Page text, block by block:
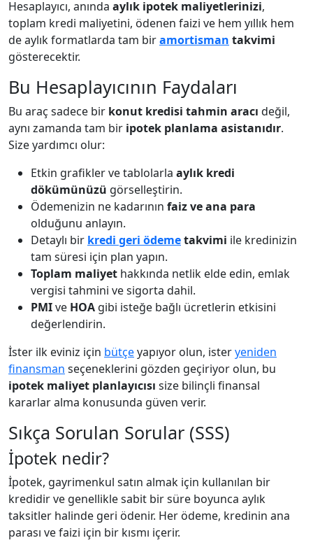
Hesaplayıcı, anında aylık ipotek maliyetlerinizi,
toplam kredi maliyetini, ödenen faizi ve hem yıllık hem
de aylık formatlarda tam biramortisman takvimi
gösterecektir.
Bu Hesaplayıcının Faydaları
Bu araç sadece bir konut kredisi tahmin aracı değil,
aynı zamanda tam bir ipotek planlama asistanıdır.
Size yardımcı olur:
Etkin grafikler ve tablolarla aylık kredi
dökümünüzü görselleştirin.
Ödemenizin ne kadarının faiz ve ana para
olduğunu anlayın.
Detaylı bir kredi geri ödemetakvimi ile kredinizin
tam süresi için plan yapın.
Toplam maliyet hakkında netlik elde edin, emlak
vergisi tahmini ve sigorta dahil.
PMIve HOA gibi isteğe bağlı ücretlerin etkisini
değerlendirin.
İster ilk eviniz için bütçeyapıyor olun, isteryeniden
finansman seçeneklerini gözden geçiriyor olun, bu
ipotek maliyet planlayıcısı size bilinçli finansal
kararlar alma konusunda güven verir.
Sıkça Sorulan Sorular (SSS)
İpotek nedir?
İpotek, gayrimenkul satın almak için kullanılan bir
kredidir ve genellikle sabit bir süre boyunca aylık
taksitler halinde geri ödenir. Her ödeme, kredinin ana
parası ve faizi için bir kısmı içerir.